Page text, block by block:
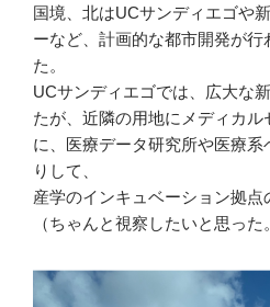
国境、北はUCサンディエゴや
ーなど、計画的な都市開発が行
た。
UCサンディエゴでは、広大な
たが、近隣の用地にメディカル
に、医療データ研究所や医療系
りして、
産学のインキュベーション拠点
（ちゃんと視察したいと思った